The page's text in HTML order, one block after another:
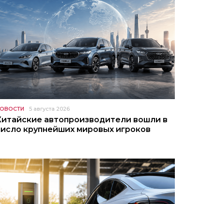
5 августа 2026
автопроизводители вошли в
крупнейших мировых игроков